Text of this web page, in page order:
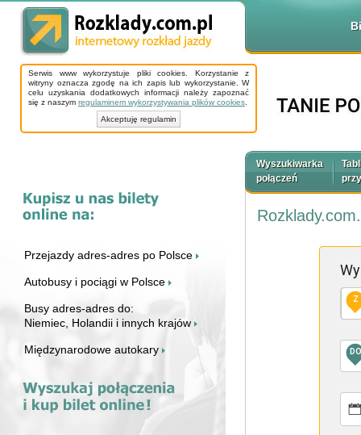
Serwis www wykorzystuje pliki cookies. Korzystanie z
witryny oznacza zgodę na ich zapis lub wykorzystanie. W
celu uzyskania dodatkowych informacji należy zapoznać
się z naszym regulaminem wykorzystywania plików cookies
Akceptuję regulamin
Przejazdy adres-adres po Polsce
Autobusy i pociągi w Polsce
Busy adres-adres do:
Niemiec, Holandii i innych krajów
Międzynarodowe autokary
Wyszukiwarka
połączeń
Z
DO